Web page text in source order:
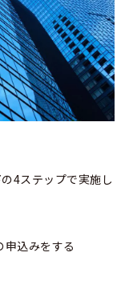
4ステップで実施し
込みをする